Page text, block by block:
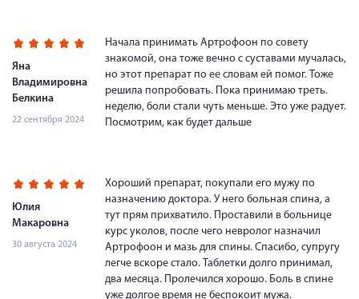
Яна
Владимировна
Белкина
22 сентября 2024
Начала принимать Артрофоон по совету
знакомой, она тоже вечно с суставами мучалась,
но этот препарат по ее словам ей помог. Тоже
решила попробовать. Пока принимаю треть.
неделю, боли стали чуть меньше. Это уже радует.
Посмотрим, как будет дальше
Юлия
Макаровна
30 августа 2024
Хороший препарат, покупали его мужу по
назначению доктора. У него больная спина, а
тут прям прихватило. Проставили в больнице
курс уколов, после чего невролог назначил
Артрофоон и мазь для спины. Спасибо, супругу
легче вскоре стало. Таблетки долго принимал,
два месяца. Пролечился хорошо. Боль в спине
уже долгое время не беспокоит мужа.